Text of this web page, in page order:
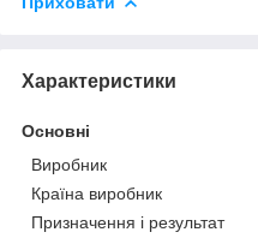
Характеристики
Основні
Виробник
Країна виробник
Призначення і результат